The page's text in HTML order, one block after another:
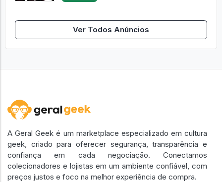
Ver Todos Anúncios
A Geral Geek é um marketplace especializado em cultura
geek, criado para oferecer segurança, transparência e
confiança em cada negociação. Conectamos
colecionadores e lojistas em um ambiente confiável, com
preços justos e foco na melhor experiência de compra.